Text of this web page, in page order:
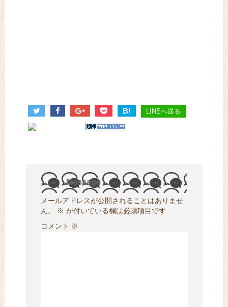
B! LINEへ送る
Message
メールアドレスが公開されることはありませ
ん。
※ が付いている欄は必須項目です
コメント ※